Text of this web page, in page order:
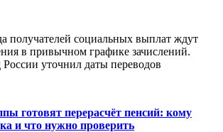
получателей социальных выплат ждут
в привычном графике зачислений.
уточнил даты переводов
готовят перерасчёт пенсий: кому
и что нужно проверить